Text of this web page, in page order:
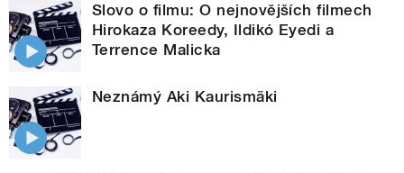
Slovo o filmu: O nejnovějších filmech
Hirokaza Koreedy, Ildikó Eyedi a
Terrence Malicka
Neznámý Aki Kaurismäki